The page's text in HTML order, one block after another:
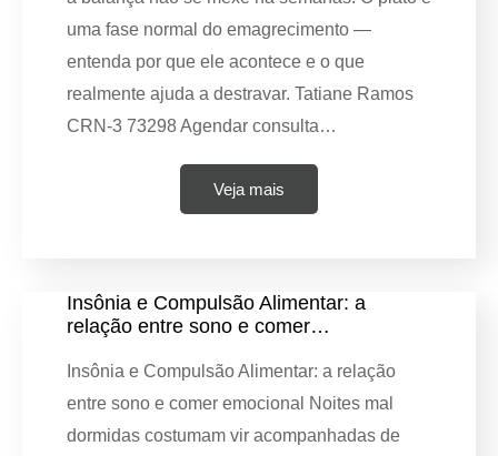
uma fase normal do emagrecimento —
entenda por que ele acontece e o que
realmente ajuda a destravar. Tatiane Ramos
CRN-3 73298 Agendar consulta…
Veja mais
Insônia e Compulsão Alimentar: a
relação entre sono e comer…
Insônia e Compulsão Alimentar: a relação
entre sono e comer emocional Noites mal
dormidas costumam vir acompanhadas de